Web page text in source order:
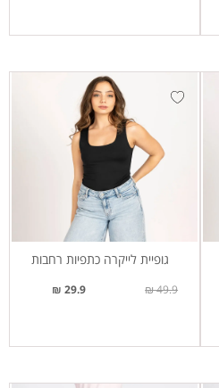
גופיית לייקרה כתפיות רחבות
29.9 ₪ 49.9 ₪